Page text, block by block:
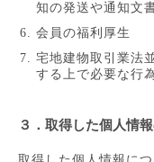
知の発送や通知文
会員の福利厚生
宅地建物取引業法
する上で必要な行
３．取得した個人情